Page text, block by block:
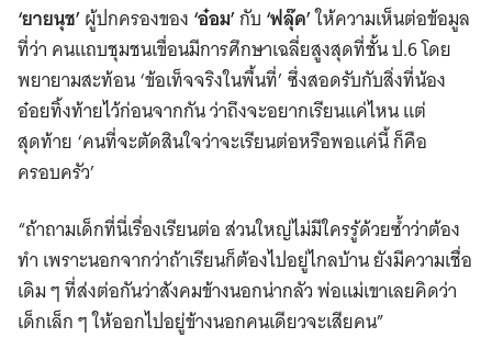
‘ยายนุช’ผู้ปกครองของ ‘อ๋อม’กับ ‘ฟลุ๊ค’ให้ความเห็นต่อข้อมูล
ที่ว่า คนแถบชุมชนเขื่อนมีการศึกษาเฉลี่ยสูงสุดที่ชั้น ป.6 โดย
พยายามสะท้อน ‘ข้อเท็จจริงในพื้นที่’ ซึ่งสอดรับกับสิ่งที่น้อง
อ๋อยทิ้งท้ายไว้ก่อนจากกัน ว่าถึงจะอยากเรียนแค่ไหน แต่
สุดท้าย ‘คนที่จะตัดสินใจว่าจะเรียนต่อหรือพอแค่นี้ ก็คือ
ครอบครัว’
“ถ้าถามเด็กที่นี่เรื่องเรียนต่อ ส่วนใหญ่ไม่มีใครรู้ด้วยซ้ำว่าต้อง
ทำ เพราะนอกจากว่าถ้าเรียนก็ต้องไปอยู่ไกลบ้าน ยังมีความเชื่อ
เดิม ๆ ที่ส่งต่อกันว่าสังคมข้างนอกน่ากลัว พ่อแม่เขาเลยคิดว่า
เด็กเล็ก ๆ ให้ออกไปอยู่ข้างนอกคนเดียวจะเสียคน”